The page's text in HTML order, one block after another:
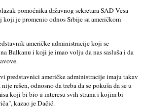
pomoćnika državnog sekretara SAD Vesa
je promenio odnos Srbije sa američkom
američke administracije koji se
Balkanu i koji je imao volјu da nas sasluša i da
predstavnici američke administracije imaju takav
rešen, odnosno da treba da se pokuša da se u
koji bi bio u interesu svih strana i kojim bi
kazao je Dačić.